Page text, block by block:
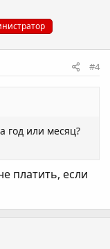
#4
год или месяц?
платить, если